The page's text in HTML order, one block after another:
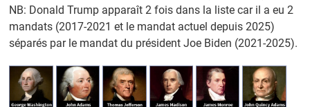
NB: Donald Trump apparaît 2 fois dans la liste car il a eu 2
mandats (2017-2021 et le mandat actuel depuis 2025)
séparés par le mandat du président Joe Biden (2021-2025).